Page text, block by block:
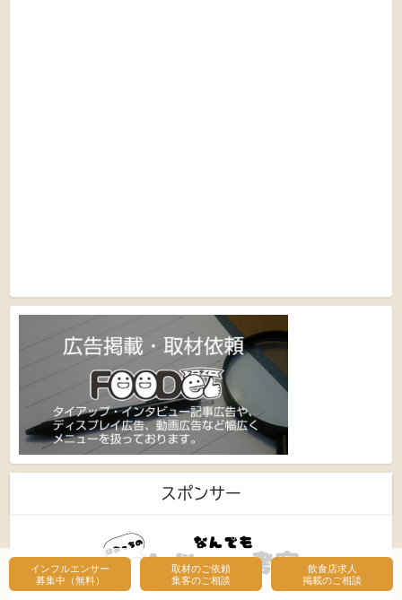
インフルエンサー
募集中（無料）
取材のご依頼
集客のご相談
飲食店求人
掲載のご相談
スポンサー